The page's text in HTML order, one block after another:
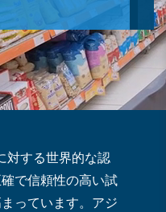
対する世界的な認
で信頼性の高い試
っています。アジ